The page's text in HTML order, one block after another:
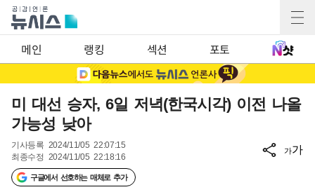
메인 랭킹 섹션 포토
미 대선 승자, 6일 저녁(한국시각) 이전 나올
가능성 낮아
기사등록 2024/11/05 22:07:15
최종수정 2024/11/05 22:18:16
구글에서 선호하는 매체로 추가
가가